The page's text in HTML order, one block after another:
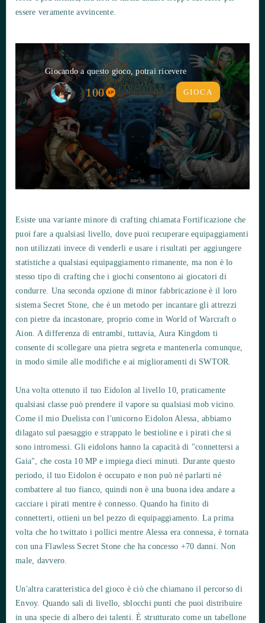
essere veramente avvincente.
Giocando a questo gioco, potrai ricevere
100 GIOCA
Esiste una variante minore di crafting chiamata Fortificazione che
puoi fare a qualsiasi livello, dove puoi recuperare equipaggiamenti
non utilizzati invece di venderli e usare i risultati per aggiungere
statistiche a qualsiasi equipaggiamento rimanente, ma non è lo
stesso tipo di crafting che i giochi consentono ai giocatori di
condurre. Una seconda opzione di minor fabbricazione è il loro
sistema Secret Stone, che è un metodo per incantare gli attrezzi
con pietre da incastonare, proprio come in World of Warcraft o
Aion. A differenza di entrambi, tuttavia, Aura Kingdom ti
consente di scollegare una pietra segreta e mantenerla comunque,
in modo simile alle modifiche e ai miglioramenti di SWTOR.
Una volta ottenuto il tuo Eidolon al livello 10, praticamente
qualsiasi classe può prendere il vapore su qualsiasi mob vicino.
Come il mio Duelista con l'unicorno Eidolon Alessa, abbiamo
dilagato sul paesaggio e strappato le bestioline e i pirati che si
sono intromessi. Gli eidolons hanno la capacità di "connettersi a
Gaia", che costa 10 MP e impiega dieci minuti. Durante questo
periodo, il tuo Eidolon è occupato e non può né parlarti né
combattere al tuo fianco, quindi non è una buona idea andare a
cacciare i pirati mentre è connesso. Quando ha finito di
connetterti, ottieni un bel pezzo di equipaggiamento. La prima
volta che ho twittato i pollici mentre Alessa era connessa, è tornata
con una Flawless Secret Stone che ha concesso +70 danni. Non
male, davvero.
Un'altra caratteristica del gioco è ciò che chiamano il percorso di
Envoy. Quando sali di livello, sblocchi punti che puoi distribuire
in una specie di albero dei talenti. È strutturato come un tabellone